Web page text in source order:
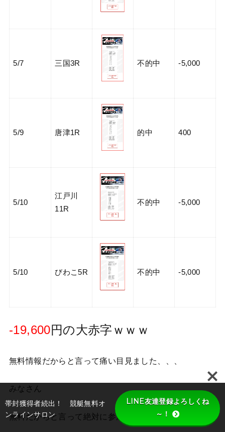
5/7 三国3R 不的中 -5,000
5/9 唐津1R 的中 400
5/10
江戸川
11R
不的中 -5,000
5/10 びわこ5R 不的中 -5,000
-19,600円の大赤字ｗｗｗ
無料情報だからと言って痛い目見ました、、、
みなさん
無料だからと言って絶対に参加してはだめですよ！
帯封獲得者続出！ 競艇無料オ
ンラインサロン
LINE友達登録よろしくね
～！